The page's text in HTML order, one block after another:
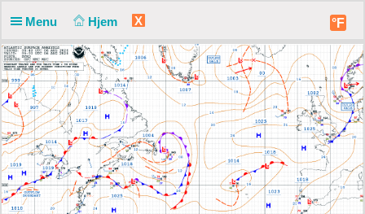
Menu Hjem X °F